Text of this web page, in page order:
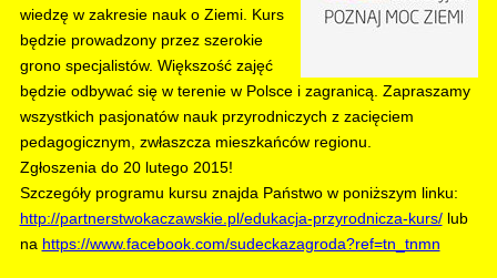
wiedzę w zakresie nauk o Ziemi. Kurs
będzie prowadzony przez szerokie
grono specjalistów. Większość zajęć
będzie odbywać się w terenie w Polsce i zagranicą. Zapraszamy
wszystkich pasjonatów nauk przyrodniczych z zacięciem
pedagogicznym, zwłaszcza mieszkańców regionu.
Zgłoszenia do 20 lutego 2015!
Szczegóły programu kursu znajda Państwo w poniższym linku:
http://partnerstwokaczawskie.pl/edukacja-przyrodnicza-kurs/lub
na https://www.facebook.com/sudeckazagroda?ref=tn_tnmn